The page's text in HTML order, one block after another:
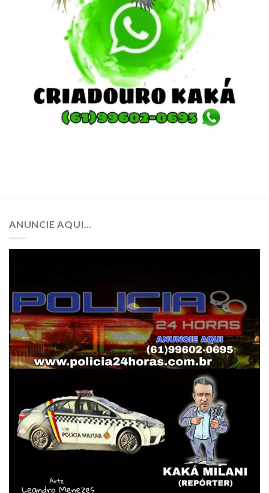
ANUNCIE AQUI…